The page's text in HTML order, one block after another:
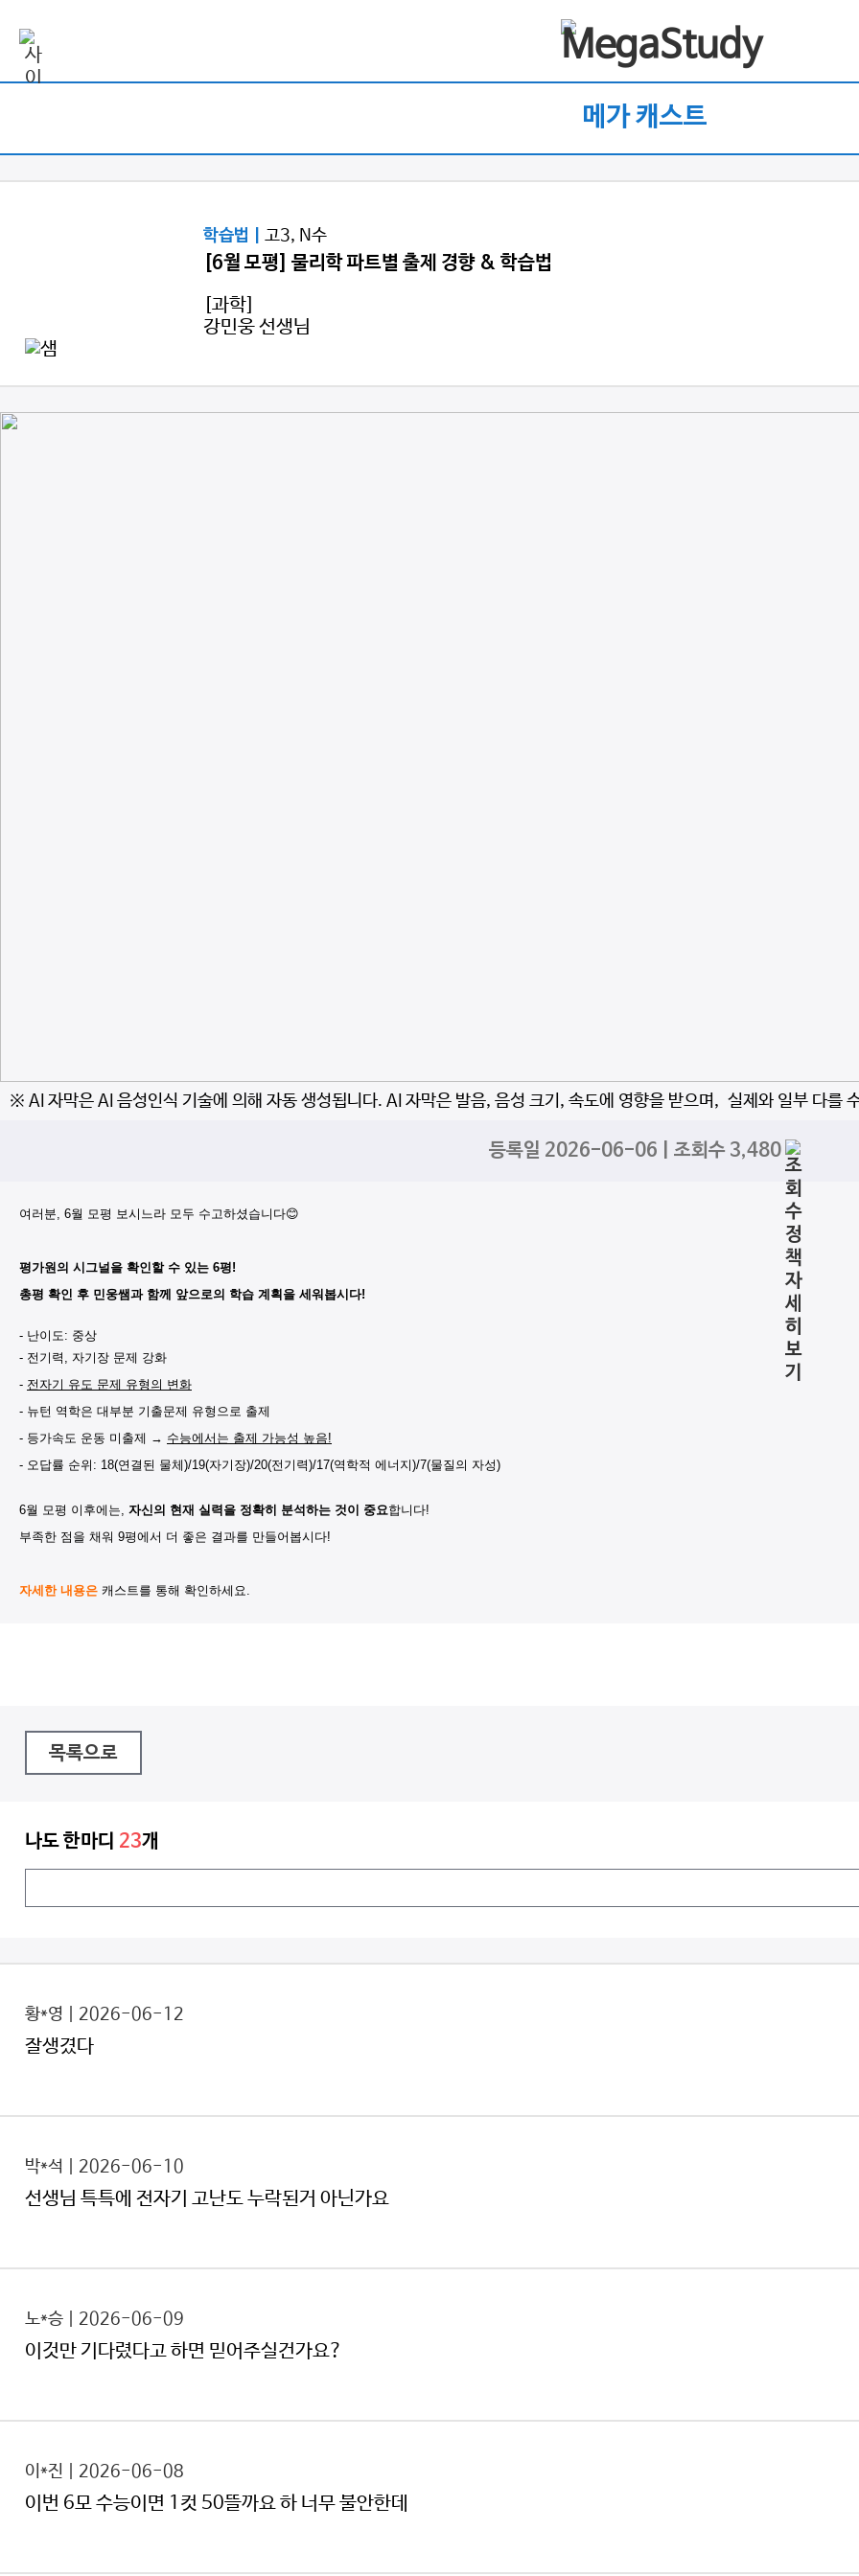
메가 캐스트
학습법 | 고3, N수
[6월 모평] 물리학 파트별 출제 경향 & 학습법
[과학]
강민웅 선생님
※ AI 자막은 AI 음성인식 기술에 의해 자동 생성됩니다. AI 자막은 발음, 음성 크기, 속도에 영향을 받으며, 실제와 일부 다를
등록일 2026-06-06 | 조회수 3,480
여러분, 6월 모평 보시느라 모두 수고하셨습니다😊
평가원의 시그널을 확인할 수 있는 6평!
총평 확인 후 민웅쌤과 함께 앞으로의 학습 계획을 세워봅시다!
- 난이도: 중상
- 전기력, 자기장 문제 강화
- 전자기 유도 문제 유형의 변화
- 뉴턴 역학은 대부분 기출문제 유형으로 출제
- 등가속도 운동 미출제 → 수능에서는 출제 가능성 높음!
- 오답률 순위: 18(연결된 물체)/19(자기장)/20(전기력)/17(역학적 에너지)/7(물질의 자성)
6월 모평 이후에는, 자신의 현재 실력을 정확히 분석하는 것이 중요합니다!
부족한 점을 채워 9평에서 더 좋은 결과를 만들어봅시다!
자세한 내용은 캐스트를 통해 확인하세요.
목록으로
나도 한마디 23개
황*영 | 2026-06-12
잘생겼다
박*석 | 2026-06-10
선생님 특특에 전자기 고난도 누락된거 아닌가요
노*승 | 2026-06-09
이것만 기다렸다고 하면 믿어주실건가요?
이*진 | 2026-06-08
이번 6모 수능이면 1컷 50뜰까요 하 너무 불안한데